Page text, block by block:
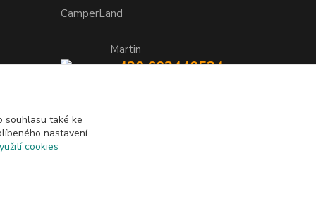
CamperLand
Martin
+420 603440524
souhlasu také ke
nastavení
cookies